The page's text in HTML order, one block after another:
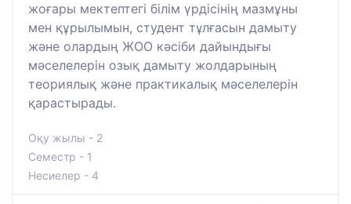
жоғары мектептегі білім үрдісінің мазмұны
мен құрылымын, студент тұлғасын дамыту
және олардың ЖОО кәсіби дайындығы
мәселелерін озық дамыту жолдарының
теориялық және практикалық мәселелерін
қарастырады.
Оқу жылы - 2
Семестр - 1
Несиелер - 4